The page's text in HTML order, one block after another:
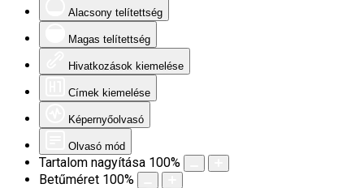
Alacsony telítettség
Magas telítettség
Hivatkozások kiemelése
Címek kiemelése
Képernyőolvasó
Olvasó mód
Tartalom nagyítása 100%
Betűméret 100%